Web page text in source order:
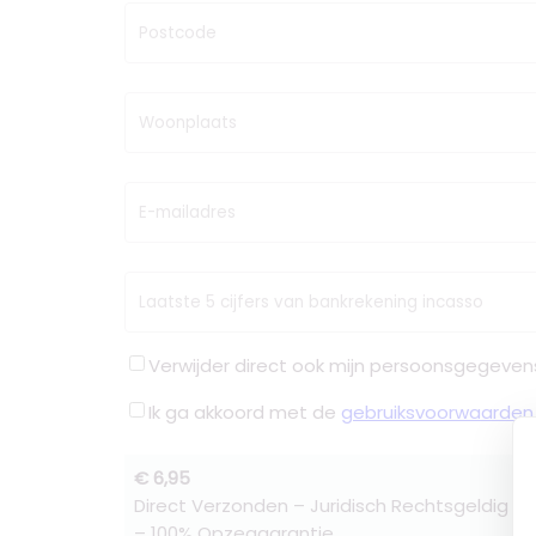
Postcode
Woonplaats
E-mailadres
Laatste 5 cijfers van bankrekening incasso
Verwijder direct ook mijn
Ik ga akkoord met de gebruiksvoorwaarden
€ 6,95
Direct Verzonden – Juridisch Rechtsgeldig –